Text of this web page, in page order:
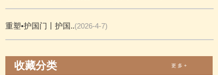
重塑•护国门丨护国..(2026-4-7)
收藏分类 更 多 +